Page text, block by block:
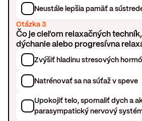
Neustále lepšia pamäť a
Otázka 3
Čo je cieľom relaxačných
dýchanie alebo progresívna
Zvýšiť hladinu stresových
Natrénovať sa na súťaž v speve
Upokojiť telo, spomaliť dych a
parasympatický nervový